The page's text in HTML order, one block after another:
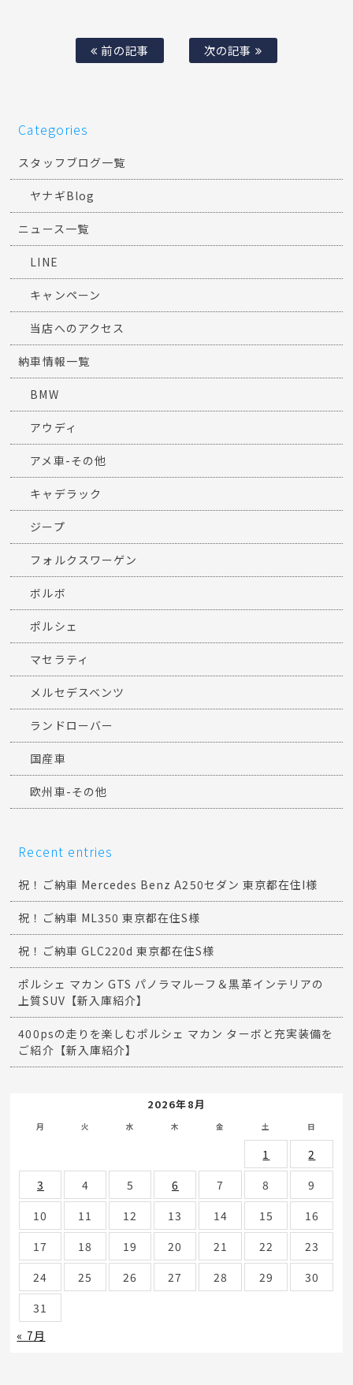
前の記事 次の記事
Categories
スタッフブログ一覧
ヤナギBlog
ニュース一覧
LINE
キャンペーン
当店へのアクセス
納車情報一覧
BMW
アウディ
アメ車-その他
キャデラック
ジープ
フォルクスワーゲン
ボルボ
ポルシェ
マセラティ
メルセデスベンツ
ランドローバー
国産車
欧州車-その他
Recent entries
祝！ご納車 Mercedes Benz A250セダン 東京都在住I様
祝！ご納車 ML350 東京都在住S様
祝！ご納車 GLC220d 東京都在住S様
ポルシェ マカン GTS パノラマルーフ＆黒革インテリアの
上質SUV【新入庫紹介】
400psの走りを楽しむポルシェ マカン ターボと充実装備を
ご紹介【新入庫紹介】
2026年8月
月 火 水 木 金 土 日
1
2
3
4 5 6 7 8
9
10
11 12 13 14 15
16
17
18 19 20 21 22
23
24
25 26 27 28 29
30
31
« 7月